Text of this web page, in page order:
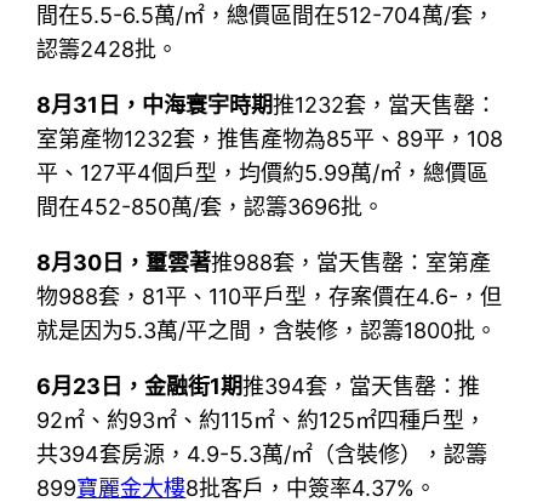
間在5.5-6.5萬/㎡，總價區間在512-704萬/套，
認籌2428批。
8月31日， 中海寰宇時期推1232套，當天售罄：
室第產物1232套，推售產物為85平、89平，108
平、127平4個戶型，均價約5.99萬/㎡，總價區
間在452-850萬/套，認籌3696批。
8月30日，璽雲著推988套，當天售罄：室第產
物988套，81平、110平戶型，存案價在4.6-，但
就是因为5.3萬/平之間，含裝修，認籌1800批。
6月23日，金融街1期推394套，當天售罄：推
92㎡、約93㎡、約115㎡、約125㎡四種戶型，
共394套房源，4.9-5.3萬/㎡（含裝修），認籌
899寶麗金大樓8批客戶，中簽率4.37%。